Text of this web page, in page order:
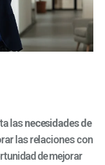
lasnecesidades de
las relaciones con
de mejorar